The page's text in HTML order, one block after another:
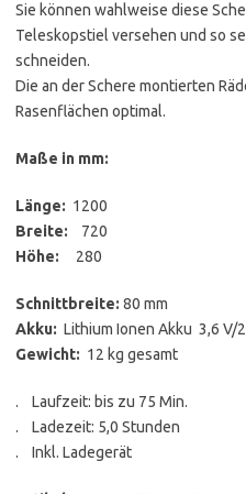
Sie können wahlweise diese
Teleskopstiel versehen und so
schneiden.
Die an der Schere montierten
Rasenflächen optimal.
Maße in mm:
Länge: 1200
Breite:
720
Höhe: 280
Schnittbreite: 80 mm
Akku: Lithium Ionen Akku 3,6 V/
Gewicht: 12 kg gesamt
. Laufzeit: bis zu 75 Min.
. Ladezeit: 5,0 Stunden
. Inkl. Ladegerät